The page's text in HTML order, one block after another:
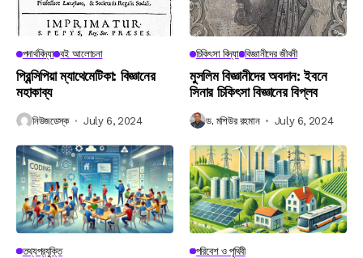
পদার্থবিদ্যা বই আলোচনা
প্রিন্সিপিয়া ম্যাথেমেটিকা: বিজ্ঞানের
মহাকাব্য
নিউজডেস্ক July 6, 2024
চিকিৎসা বিদ্যা বিজ্ঞানীদের জীবনী
মুসলিম বিজ্ঞানীদের অবদান: ইবনে
সিনার চিকিৎসা বিজ্ঞানের বিপ্লব
ড. মশিউর রহমান July 6, 2024
তথ্যপ্রযুক্তি পরিবেশ ও পৃথিবী